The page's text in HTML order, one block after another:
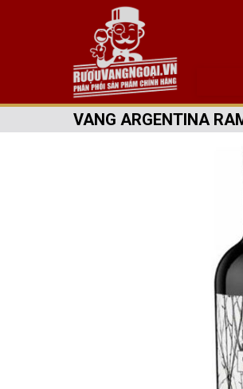
VANG ARGENTINA